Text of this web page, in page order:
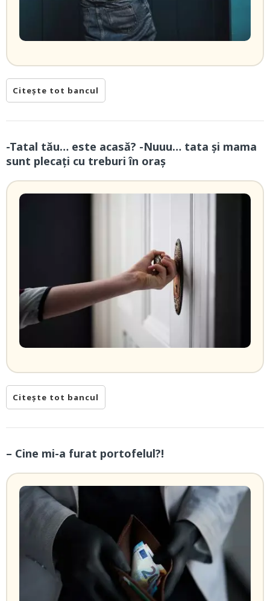
Citește tot bancul
-Tatal tău… este acasă? -Nuuu… tata și mama
sunt plecați cu treburi în oraș
Citește tot bancul
– Cine mi-a furat portofelul?!